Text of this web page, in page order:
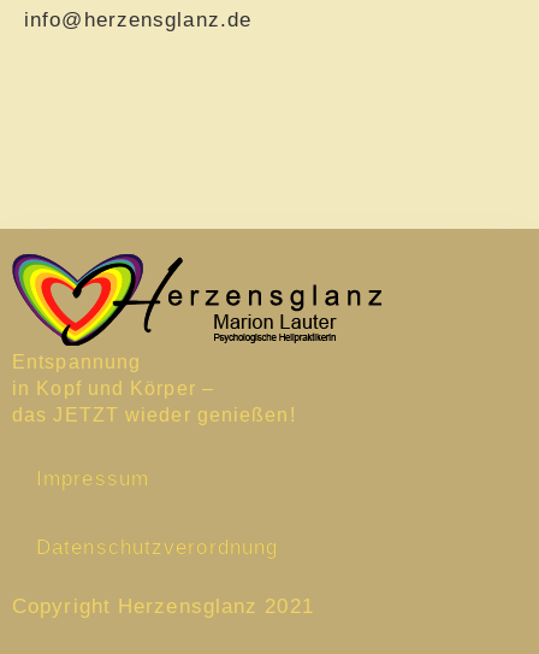
info@herzensglanz.de
Entspannung
in Kopf und Körper –
das JETZT wieder genießen!
Impressum
Datenschutzverordnung
Copyright Herzensglanz 2021